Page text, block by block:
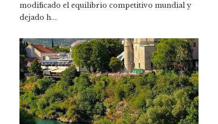
modificado el equilibrio competitivo mundial y
dejado h...